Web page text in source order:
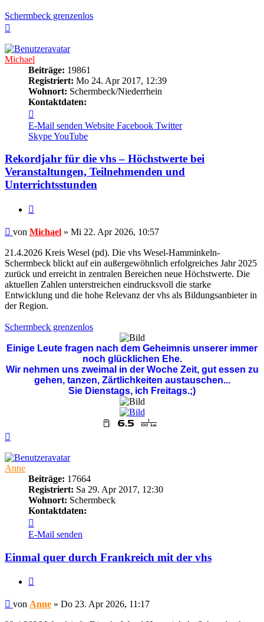
Schermbeck grenzenlos
Michael
Beiträge: 19861
Registriert: Mo 24. Apr 2017, 12:39
Wohnort: Schermbeck/Niederrhein
Kontaktdaten:
von
Michael
E-Mail senden Website Facebook Twitter
SkypeYouTube
Rekordjahr für die vhs – Höchstwerte bei
Veranstaltungen, Teilnehmenden und
Unterrichtsstunden
Beitrag
von Michael » Mi 22. Apr 2026, 10:57
21.4.2026 Kreis Wesel (pd). Die vhs Wesel-Hamminkeln-
Schermbeck blickt auf ein außergewöhnlich erfolgreiches Jahr 2025
zurück und erreicht in zentralen Bereichen neue Höchstwerte. Die
aktuellen Zahlen unterstreichen eindrucksvoll die starke
Entwicklung und die hohe Relevanz der vhs als Bildungsanbieter in
der Region.
Schermbeck grenzenlos
Einige Leute fragen nach dem Geheimnis unserer immer
noch glücklichen Ehe.
Wir nehmen uns zweimal in der Woche Zeit, gut essen zu
gehen, tanzen, Zärtlichkeiten austauschen...
Sie Dienstags, ich Freitags.;)
Anne
Beiträge: 17664
Registriert: Sa 29. Apr 2017, 12:30
Wohnort: Schermbeck
Kontaktdaten:
von
Anne
E-Mail senden
Einmal quer durch Frankreich mit der vhs
Beitrag
von Anne » Do 23. Apr 2026, 11:17